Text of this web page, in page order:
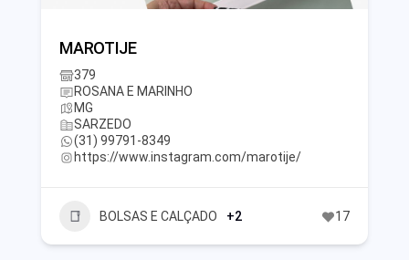
MAROTIJE
379
ROSANA E MARINHO
MG
SARZEDO
(31) 99791-8349
https://www.instagram.com/marotije/
BOLSAS E CALÇADO +2 17